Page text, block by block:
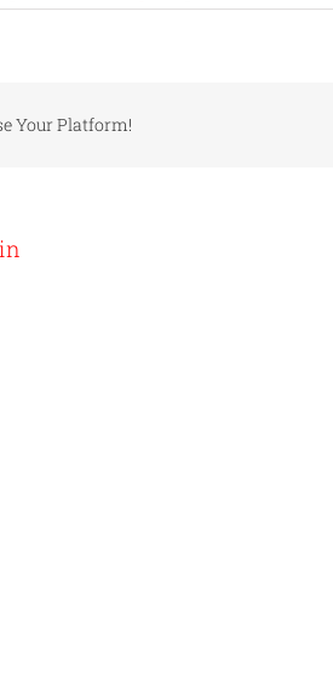
Your Platform!